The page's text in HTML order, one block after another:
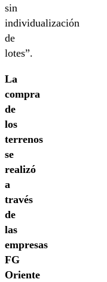
sin
individualización
de
lotes”.
La
compra
de
los
terrenos
se
realizó
a
través
de
las
empresas
FG
Oriente